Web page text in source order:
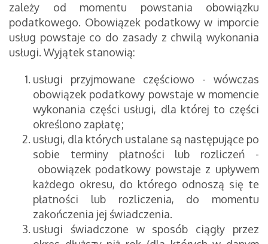
zależy od momentu powstania obowiązku
podatkowego. Obowiązek podatkowy w imporcie
usług powstaje co do zasady z chwilą wykonania
usługi. Wyjątek stanowią:
usługi przyjmowane częściowo - wówczas
obowiązek podatkowy powstaje w momencie
wykonania części usługi, dla której to części
określono zapłatę;
usługi, dla których ustalane są następujące po
sobie terminy płatności lub rozliczeń -
obowiązek podatkowy powstaje z upływem
każdego okresu, do którego odnoszą się te
płatności lub rozliczenia, do momentu
zakończenia jej świadczenia.
usługi świadczone w sposób ciągły przez